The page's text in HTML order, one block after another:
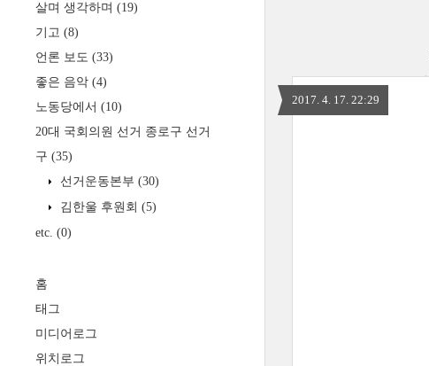
살며 생각하며 (19)
기고 (8)
언론 보도 (33)
좋은 음악 (4)
노동당에서 (10)
20대 국회의원 선거 종로구 선거
구 (35)
선거운동본부 (30)
김한울 후원회 (5)
etc. (0)
홈
태그
미디어로그
위치로그
2017. 4. 17. 22:29